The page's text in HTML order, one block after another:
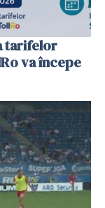
tarifelor
va începe